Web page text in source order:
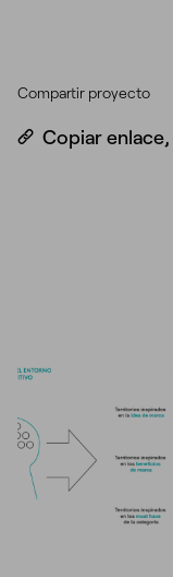
Compartir proyecto
Copiar enlace,